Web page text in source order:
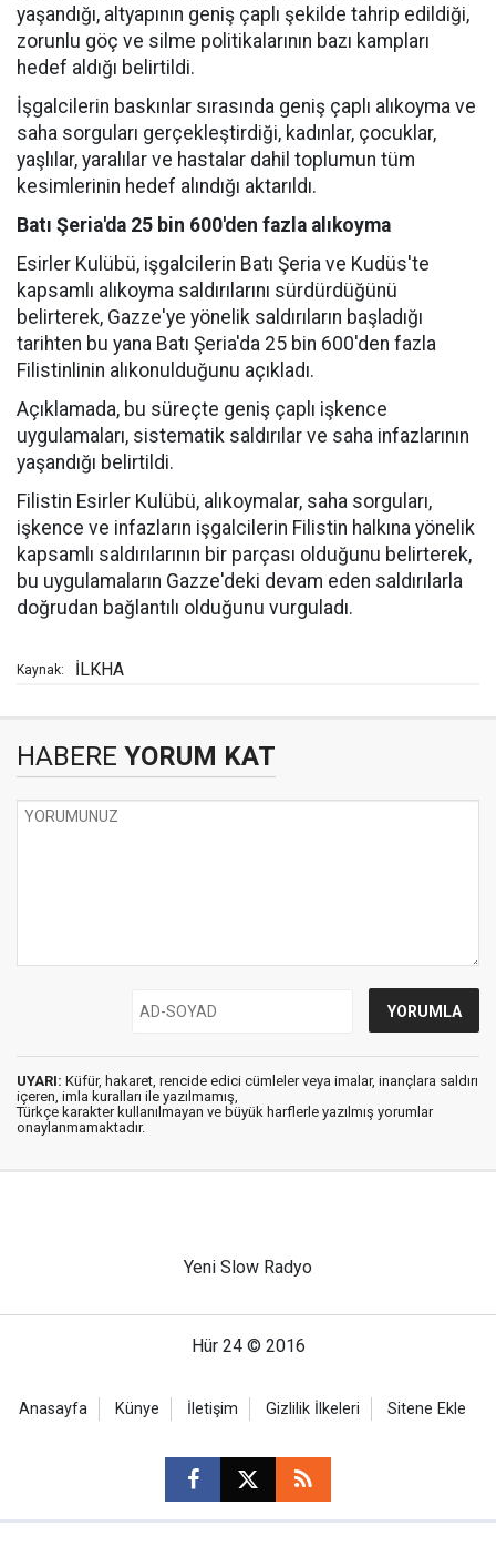
yaşandığı, altyapının geniş çaplı şekilde tahrip edildiği,
zorunlu göç ve silme politikalarının bazı kampları
hedef aldığı belirtildi.
İşgalcilerin baskınlar sırasında geniş çaplı alıkoyma ve
saha sorguları gerçekleştirdiği, kadınlar, çocuklar,
yaşlılar, yaralılar ve hastalar dahil toplumun tüm
kesimlerinin hedef alındığı aktarıldı.
Batı Şeria'da 25 bin 600'den fazla alıkoyma
Esirler Kulübü, işgalcilerin Batı Şeria ve Kudüs'te
kapsamlı alıkoyma saldırılarını sürdürdüğünü
belirterek, Gazze'ye yönelik saldırıların başladığı
tarihten bu yana Batı Şeria'da 25 bin 600'den fazla
Filistinlinin alıkonulduğunu açıkladı.
Açıklamada, bu süreçte geniş çaplı işkence
uygulamaları, sistematik saldırılar ve saha infazlarının
yaşandığı belirtildi.
Filistin Esirler Kulübü, alıkoymalar, saha sorguları,
işkence ve infazların işgalcilerin Filistin halkına yönelik
kapsamlı saldırılarının bir parçası olduğunu belirterek,
bu uygulamaların Gazze'deki devam eden saldırılarla
doğrudan bağlantılı olduğunu vurguladı.
Kaynak: İLKHA
HABERE YORUM KAT
UYARI: Küfür, hakaret, rencide edici cümleler veya imalar, inançlara saldırı
içeren, imla kuralları ile yazılmamış,
Türkçe karakter kullanılmayan ve büyük harflerle yazılmış yorumlar
onaylanmamaktadır.
Yeni Slow Radyo
Hür 24 © 2016
Anasayfa Künye İletişim Gizlilik İlkeleri Sitene Ekle